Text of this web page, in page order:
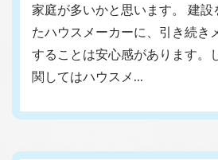
家庭が多いかと思います。 建設
たハウスメーカーに、引き続き
することは安心感があります。
関してはハウスメ…